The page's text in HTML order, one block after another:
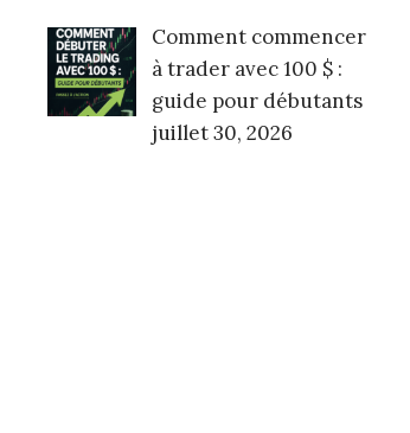
Comment commencer
à trader avec 100 $ :
guide pour débutants
juillet 30, 2026